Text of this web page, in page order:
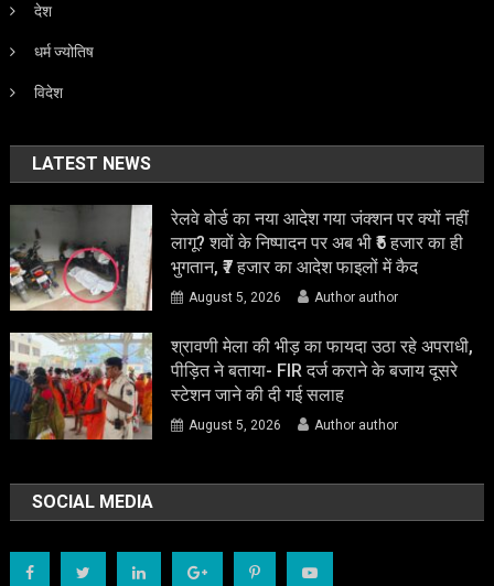
देश
धर्म ज्योतिष
विदेश
LATEST NEWS
रेलवे बोर्ड का नया आदेश गया जंक्शन पर क्यों नहीं
लागू? शवों के निष्पादन पर अब भी ₹5 हजार का ही
भुगतान, ₹7 हजार का आदेश फाइलों में कैद
August 5, 2026 Author author
श्रावणी मेला की भीड़ का फायदा उठा रहे अपराधी,
पीड़ित ने बताया- FIR दर्ज कराने के बजाय दूसरे
स्टेशन जाने की दी गई सलाह
August 5, 2026 Author author
SOCIAL MEDIA